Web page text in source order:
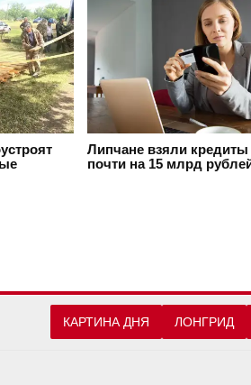
Липчане взяли
почти на 15 млрд
КАРТИНА ДНЯ ЛОНГРИД